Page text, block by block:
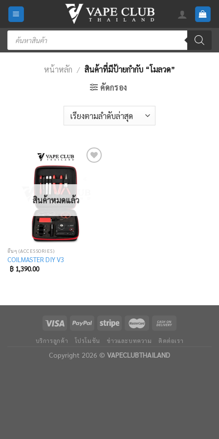
Skip
content
Products
search
หน้าหลัก / สินค้าที่มีป้ายกำกับ “โมลวด”
คัดกรอง
สินค้าหมดแล้ว
อื่นๆ (ACCESSORIES)
COILMASTER DIY V3
฿1,390.00
บริการลูกค้า โปรโมชัน ข่าวและบทความ ติดต่อเรา
Copyright 2026 © VAPECLUBTHAILAND